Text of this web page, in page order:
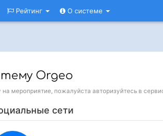
Рейтинг О системе
Orgeo
на мероприятие, пожалуйста авторизуйтесь в
сети